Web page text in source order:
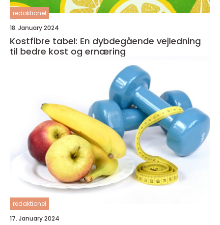
redaktionel
18. January 2024
Kostfibre tabel: En dybdegående vejledning
til bedre kost og ernæring
redaktionel
17. January 2024